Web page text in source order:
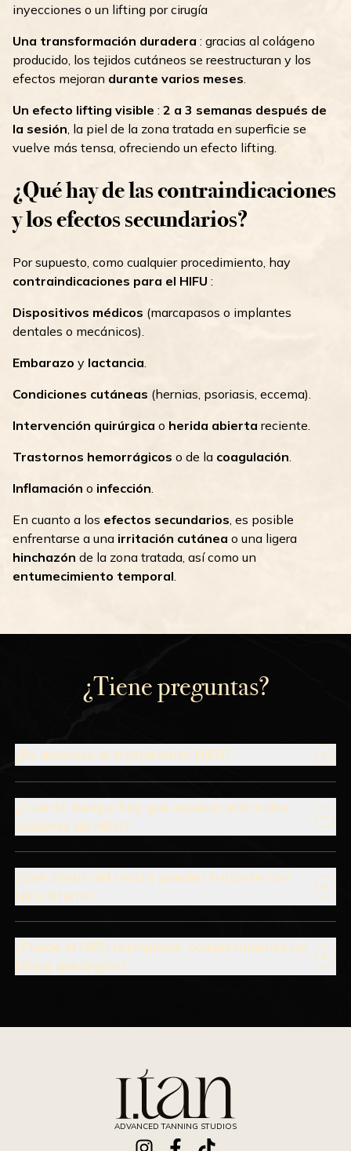
inyecciones o un lifting por cirugía
Una transformación duradera : gracias al colágeno
producido, los tejidos cutáneos se reestructuran y los
efectos mejoran durante varios meses.
Un efecto lifting visible : 2 a 3 semanas después de
la sesión, la piel de la zona tratada en superficie se
vuelve más tensa, ofreciendo un efecto lifting.
¿Qué hay de las contraindicaciones
y los efectos secundarios?
Por supuesto, como cualquier procedimiento, hay
contraindicaciones para el HIFU :
Dispositivos médicos (marcapasos o implantes
dentales o mecánicos).
Embarazo y lactancia.
Condiciones cutáneas (hernias, psoriasis, eccema).
Intervención quirúrgica o herida abierta reciente.
Trastornos hemorrágicos o de la coagulación.
Inflamación o infección.
En cuanto a los efectos secundarios, es posible
enfrentarse a una irritación cutánea o una ligera
hinchazón de la zona tratada, así como un
entumecimiento temporal.
¿Tiene preguntas?
¿Es doloroso el tratamiento HIFU?
¿Cuánto tiempo hay que esperar entre dos
sesiones de HIFU?
¿Qué zonas del rostro pueden tratarse con
HIFU Storm?
¿Puede el HIFU reemplazar completamente un
lifting quirúrgico?
un lifting quirúrgico
ADVANCED TANNING STUDIOS